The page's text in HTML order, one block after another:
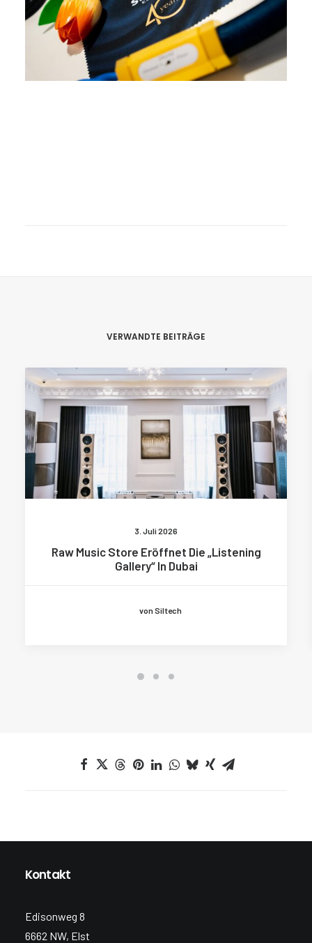
VERWANDTE BEITRÄGE
3. Juli 2026
Raw Music Store Eröffnet Die „Listening
Gallery“ In Dubai
von Siltech
Kontakt
Edisonweg 8
6662 NW, Elst